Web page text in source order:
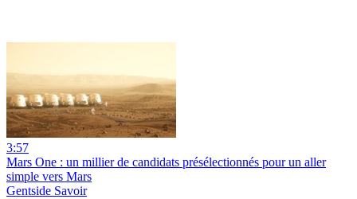
3:57
Mars One : un millier de candidats présélectionnés pour un aller
simple vers Mars
Gentside Savoir